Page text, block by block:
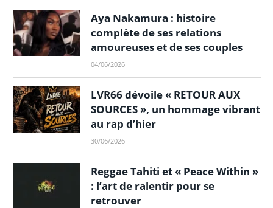
Aya Nakamura : histoire
complète de ses relations
amoureuses et de ses couples
04/06/2026
LVR66 dévoile « RETOUR AUX
SOURCES », un hommage vibrant
au rap d’hier
30/06/2026
Reggae Tahiti et « Peace Within »
: l’art de ralentir pour se
retrouver